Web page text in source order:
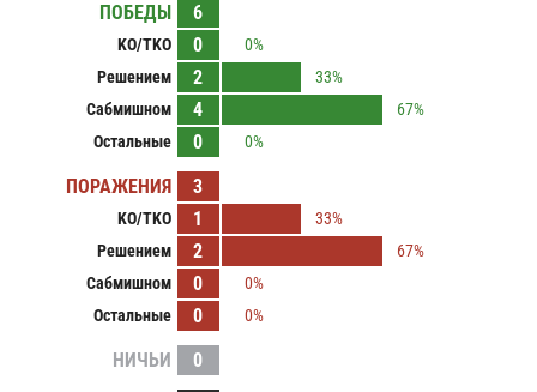
ПОБЕДЫ
6
KO/TKO 0
0%
Решением
2
33%
Сабмишном
4
67%
Остальные
0 0%
ПОРАЖЕНИЯ 3
KO/TKO 1
33%
Решением
2
67%
Сабмишном
0
0%
Остальные
0 0%
НИЧЬИ
0